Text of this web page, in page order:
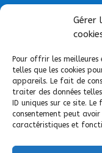
Gérer
Pour offrir les meilleures
telles que les cookies
appareils. Le fait de
traiter des données
ID uniques sur ce site.
consentement peut
caractéristiques et
Page